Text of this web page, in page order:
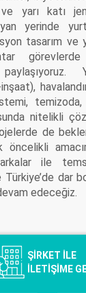
yarı katı
yerinde
tasarım ve
görevlerde
paylaşıyoruz.
nitelikli
de
öncelikli
ile
dar
edeceğiz.
ŞİRKET İLE
İLETİŞİME